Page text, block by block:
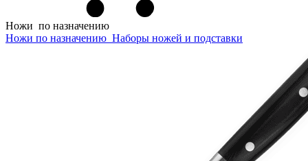
Ножи по назначению
Ножи по назначению Наборы ножей и подставки